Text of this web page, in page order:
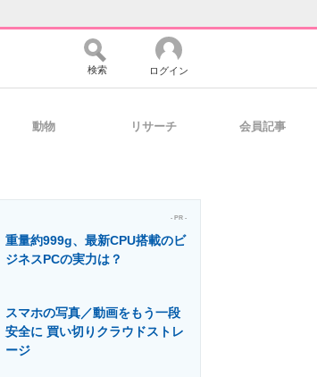
マーケ×ITの今がよく分かる
検索 ログイン
動物 リサーチ 会員記事
- PR -
重量約999g、最新CPU搭載のビ
ジネスPCの実力は？
スマホの写真／動画をもう一段
安全に 買い切りクラウドストレ
ージ